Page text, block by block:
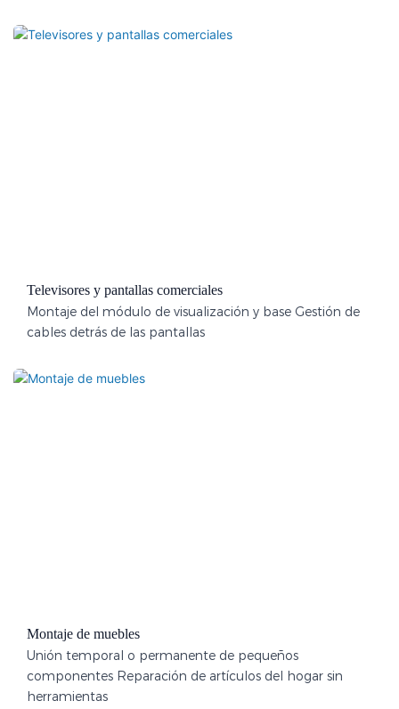
Televisores y pantallas comerciales
Montaje del módulo de visualización y base Gestión de
cables detrás de las pantallas
Montaje de muebles
Unión temporal o permanente de pequeños
componentes Reparación de artículos del hogar sin
herramientas